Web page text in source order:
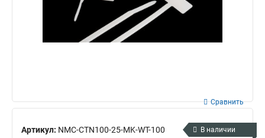
Артикул: NMC-CTN100-25-MK-WT-100
Сравнить
В наличии